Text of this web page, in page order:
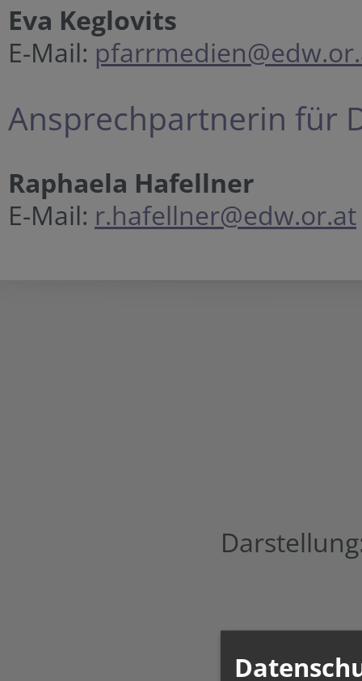
Eva Keglovits
E-Mail:
Ansprechpartnerin für
Raphaela Hafellner
E-Mail: r.hafellner@edw.or.at